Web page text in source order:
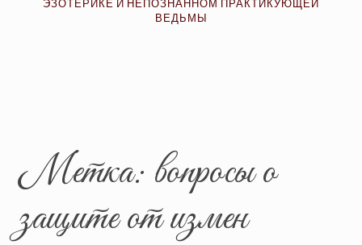
ЭЗОТЕРИКЕ И НЕПОЗНАННОМ ПРАКТИКУЮЩЕЙ
ВЕДЬМЫ
Метка: вопросы о
защите от измен